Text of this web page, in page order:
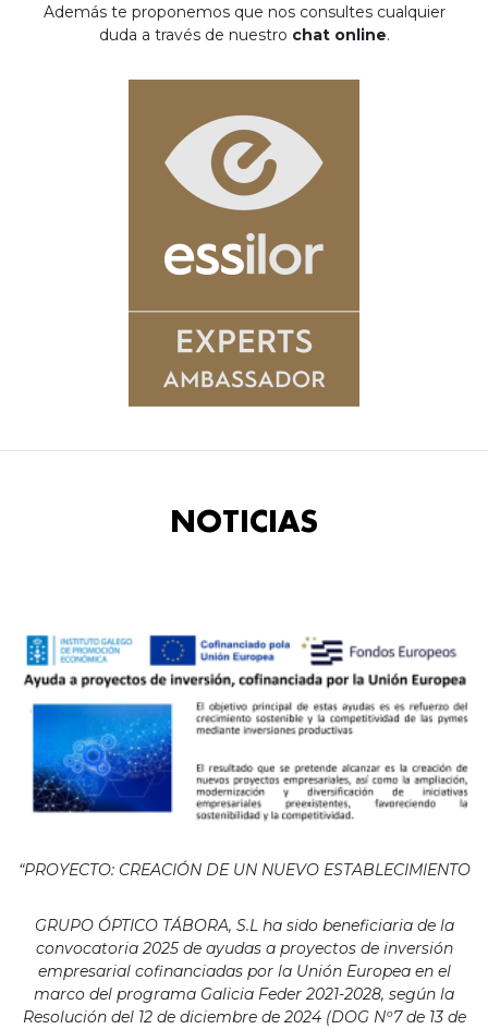
Además te proponemos que nos consultes cualquier
duda a través de nuestro chat online.
NOTICIAS
“PROYECTO: CREACIÓN DE UN NUEVO ESTABLECIMIENTO
GRUPO ÓPTICO TÁBORA, S.L ha sido beneficiaria de la
convocatoria 2025 de ayudas a proyectos de inversión
empresarial cofinanciadas por la Unión Europea en el
marco del programa Galicia Feder 2021-2028, según la
Resolución del 12 de diciembre de 2024 (DOG Nº7 de 13 de